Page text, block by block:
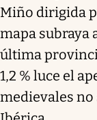
Miño dirigida
mapa subraya
última
1,2 % luce el
medievales